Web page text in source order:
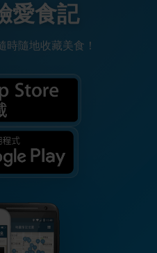
愛食記
時隨地收藏美食！